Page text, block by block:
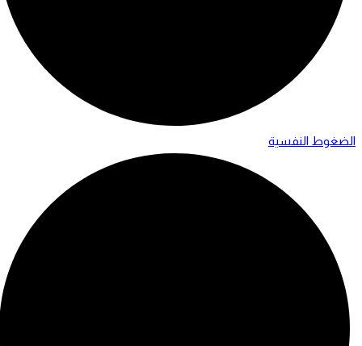
الضغوط النفسية